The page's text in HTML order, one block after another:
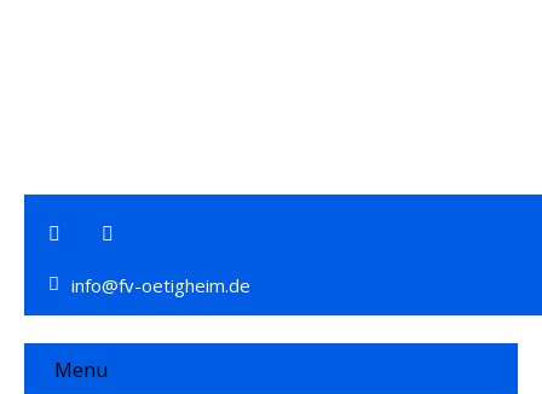
info@fv-oetigheim.de
Menu